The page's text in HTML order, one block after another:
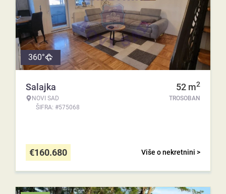
360°
Salajka
NOVI SAD
ŠIFRA: #575068
52 m2
TROSOBAN
Više o nekretnini >
€160.680